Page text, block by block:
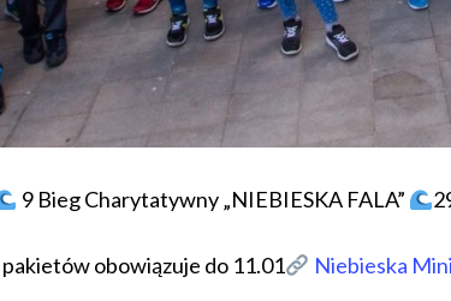
9 Bieg Charytatywny „NIEBIESKA FALA”
pakietów obowiązuje do 11.01 Niebieska